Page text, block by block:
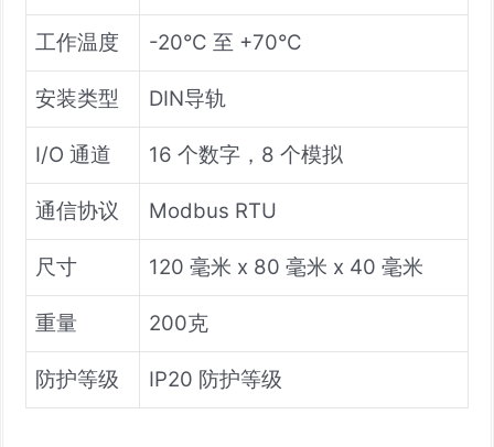
工作温度 -20°C 至 +70°C
安装类型 DIN导轨
I/O 通道 16 个数字，8 个模拟
通信协议 Modbus RTU
尺寸 120 毫米 x 80 毫米 x 40 毫米
重量 200克
防护等级 IP20 防护等级